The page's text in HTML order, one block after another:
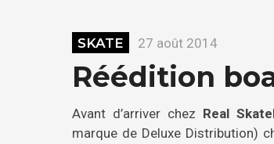
SKATE 27 août 2014
Réédition
Avant d’arriver chez Real
marque de Deluxe Distribution)